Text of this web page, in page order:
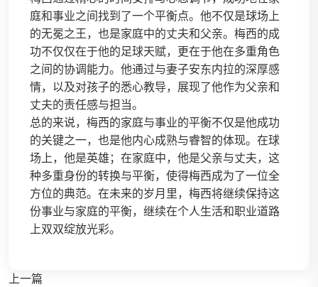
庭和事业之间找到了一个平衡点。他不仅是球场上
的无冕之王，也是家庭中的丈夫和父亲。梅西的成
功不仅仅在于他的足球天赋，更在于他在多重角色
之间的协调能力。他通过与妻子安东内拉的深厚感
情，以及对孩子的悉心教导，展现了他作为父亲和
丈夫的责任感与担当。
总的来说，梅西的家庭与事业的平衡不仅是他成功
的关键之一，也是他内心成熟与睿智的体现。在球
场上，他是英雄；在家庭中，他是父亲与丈夫，这
种多重身份的转换与平衡，使得梅西成为了一位全
方位的典范。在未来的岁月里，梅西将继续保持这
份事业与家庭的平衡，继续在个人生活和职业道路
上双双绽放光彩。
上一篇